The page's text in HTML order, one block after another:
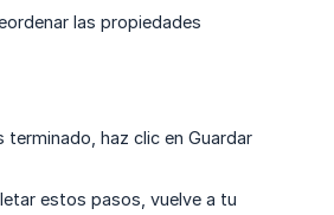
las propiedades
terminado, haz clic en Guardar
estos pasos, vuelve a tu